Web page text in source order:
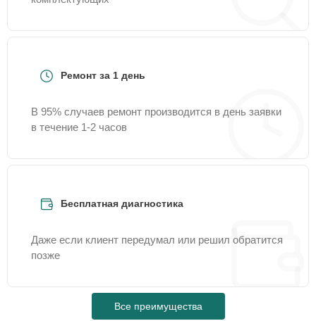
Ремонт за 1 день
В 95% случаев ремонт производится в день заявки
в течение 1-2 часов
Бесплатная диагностика
Даже если клиент передумал или решил обратится
позже
Все преимущества